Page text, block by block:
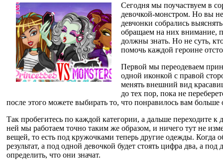
Сегодня мы поучаствуем в
девочкой-монстром. Но вы
девчонки собрались
обращаем на них внимание,
должны знать. Но не суть,
помочь каждой героине
Первой мы переодеваем
одной иконкой с правой
менять внешний вид
до тех пор, пока не
после этого можете выбирать то, что понравилось вам больше
Так пробегитесь по каждой категории, а дальше переходите к
ней мы работаем точно таким же образом, и ничего тут не
вещей, то есть под кружочками теперь другие одежды. Когда
результат, а под одной девочкой будет стоять цифра два, а
определить, что они значат.